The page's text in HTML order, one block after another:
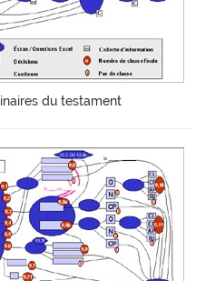
du testament